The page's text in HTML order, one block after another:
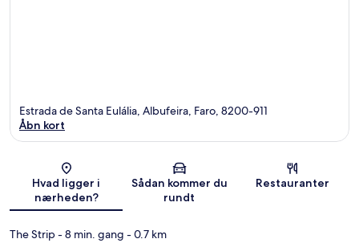
Kort
Estrada de Santa Eulália, Albufeira, Faro, 8200-911
Åbn kort
Hvad ligger i
nærheden?
Sådan kommer du
rundt
Restauranter
The Strip- 8 min. gang - 0.7 km